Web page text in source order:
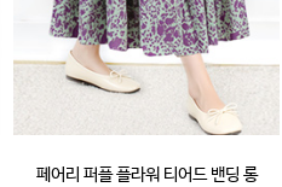
페어리 퍼플 플라워 티어드 밴딩 롱